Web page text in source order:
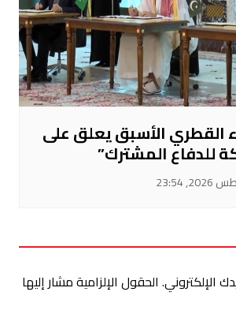
القطري الأسبق يعلق على
للدفاع المشترك”
الإلكتروني. الحقول الإلزامية مشار إليها